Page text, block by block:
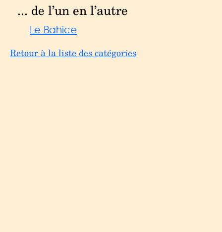
... de l’un en l’autre
Le Bahice
Retour à la liste des catégories